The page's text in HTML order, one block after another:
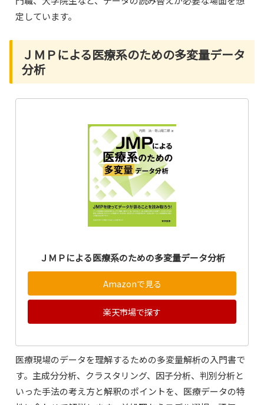
定しています。
ＪＭＰによる医療系のための多変量データ
分析
ＪＭＰによる医療系のための多変量データ分析
Amazonで見る
楽天市場で探す
医療現場のデータを理解するための多変量解析の入門書で
す。主成分分析、クラスタリング、因子分析、判別分析と
いった手法の考え方と解釈のポイントを、医療データの特